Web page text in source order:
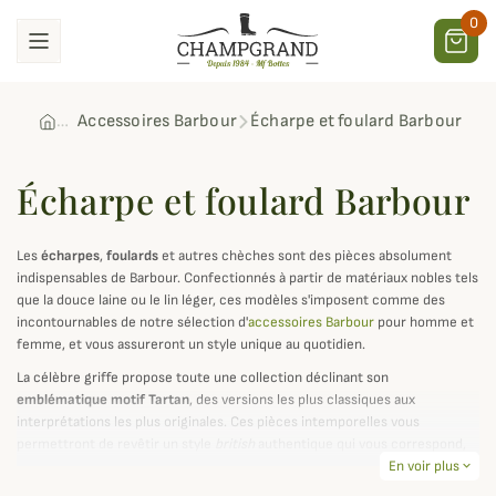
0
Accessoires Barbour Écharpe et foulard Barbour
Écharpe et foulard Barbour
Lesécharpes, foulardset autres chèches sont des pièces absolument
indispensables de Barbour. Confectionnés à partir de matériaux nobles tels
que la douce laine ou le lin léger, ces modèles s'imposent comme des
incontournables de notre sélection d'accessoires Barbour pour homme et
femme, et vous assureront un style unique au quotidien.
La célèbre griffe propose toute une collection déclinant son
emblématique motif Tartan, des versions les plus classiques aux
interprétations les plus originales. Ces pièces intemporelles vous
tout en vous protégeant efficacement du froid hivernal ou des brises
En voir plus expand_more